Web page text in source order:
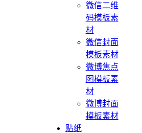
微信二维
码模板素
材
微信封面
模板素材
微博焦点
图模板素
材
微博封面
模板素材
贴纸